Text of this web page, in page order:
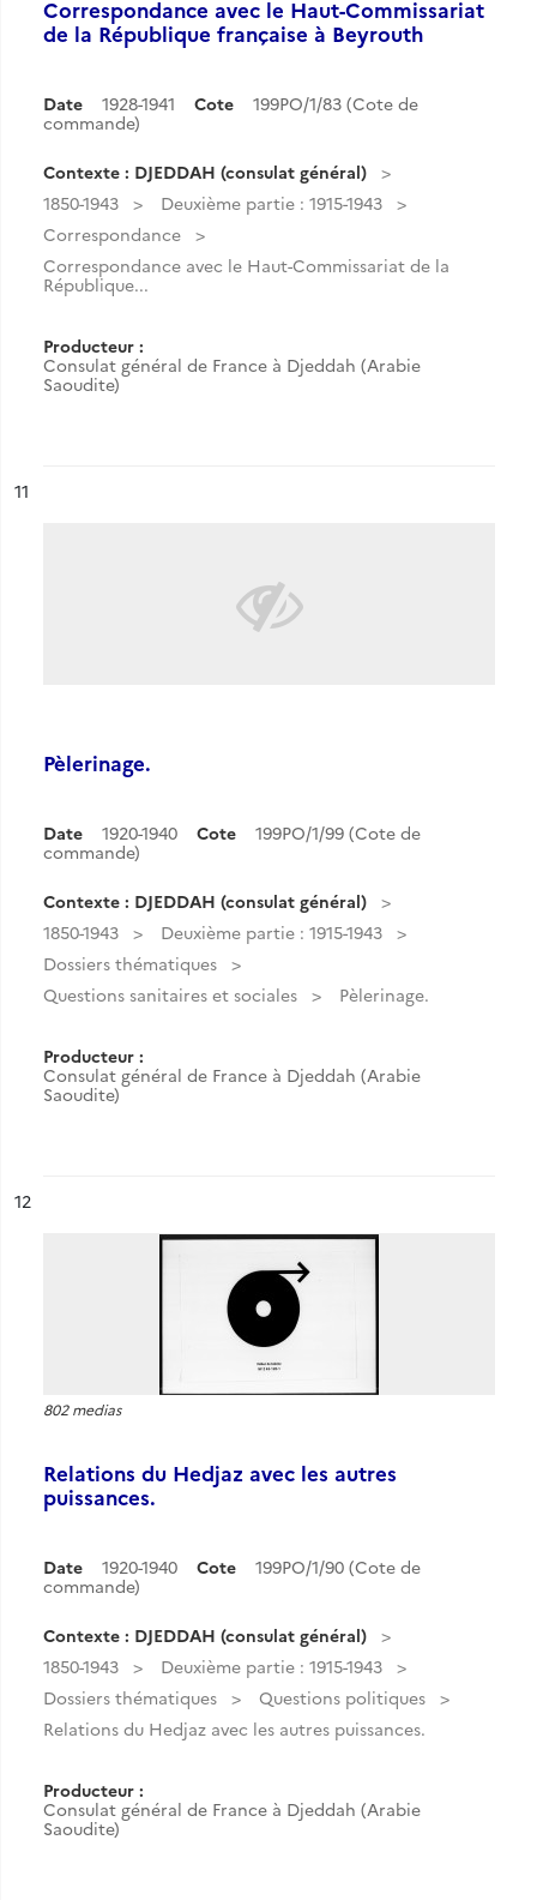
Correspondance avec le Haut-Commissariat
de la République française à Beyrouth
Date 1928-1941 Cote
199PO/1/83 (Cote de
commande)
Contexte : DJEDDAH (consulat général)
1850-1943
Deuxième partie : 1915-1943
Correspondance
Correspondance avec le Haut-Commissariat de la
République...
Producteur :
Consulat général de France à Djeddah (Arabie
Saoudite)
n°
11
Pèlerinage.
Date 1920-1940 Cote
199PO/1/99 (Cote de
commande)
Contexte : DJEDDAH (consulat général)
1850-1943
Deuxième partie : 1915-1943
Dossiers thématiques
Questions sanitaires et sociales
Pèlerinage.
Producteur :
Consulat général de France à Djeddah (Arabie
Saoudite)
n°
12
802 medias
Relations du Hedjaz avec les autres
puissances.
Date 1920-1940 Cote
199PO/1/90 (Cote de
commande)
Contexte : DJEDDAH (consulat général)
1850-1943
Deuxième partie : 1915-1943
Dossiers thématiques
Questions politiques
Relations du Hedjaz avec les autres puissances.
Producteur :
Consulat général de France à Djeddah (Arabie
Saoudite)